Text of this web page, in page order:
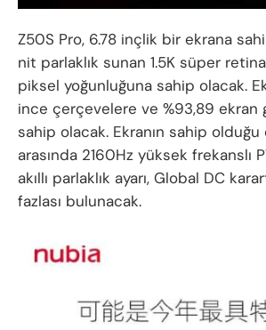
Z50S Pro, 6.78 inçlik bir ekrana
nit parlaklık sunan 1.5K süper
piksel yoğunluğuna sahip olacak.
ince çerçevelere ve %93,89 ekran
sahip olacak. Ekranın sahip olduğu
arasında 2160Hz yüksek frekanslı
akıllı parlaklık ayarı, Global DC
fazlası bulunacak.